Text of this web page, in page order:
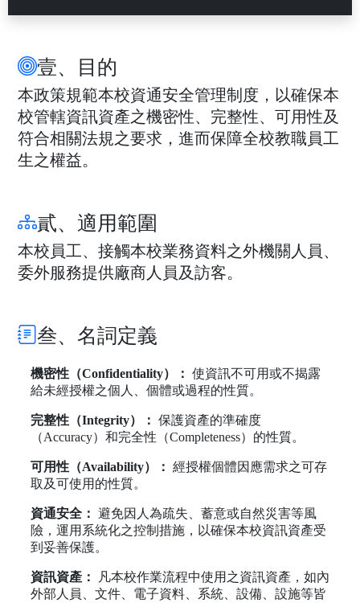
壹、目的
本政策規範本校資通安全管理制度，以確保本
校管轄資訊資產之機密性、完整性、可用性及
符合相關法規之要求，進而保障全校教職員工
生之權益。
貳、適用範圍
本校員工、接觸本校業務資料之外機關人員、
委外服務提供廠商人員及訪客。
叁、名詞定義
機密性（Confidentiality）： 使資訊不可用或不揭露
給未經授權之個人、個體或過程的性質。
完整性（Integrity）： 保護資產的準確度
（Accuracy）和完全性（Completeness）的性質。
可用性（Availability）： 經授權個體因應需求之可存
取及可使用的性質。
資通安全： 避免因人為疏失、蓄意或自然災害等風
險，運用系統化之控制措施，以確保本校資訊資產受
到妥善保護。
資訊資產：
凡本校作業流程中使用之資訊資產，如內
外部人員、文件、電子資料、系統、設備、設施等皆